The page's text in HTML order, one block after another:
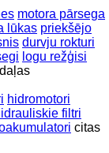
motora pārsega
lūkas priekšējo
durvju rokturi
logu režģisi
hidromotori
filtri
citas